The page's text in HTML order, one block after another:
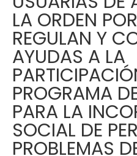
LA ORDEN
REGULAN Y
AYUDAS A LA
PROGRAMA
PARA LA
SOCIAL DE
PROBLEMAS